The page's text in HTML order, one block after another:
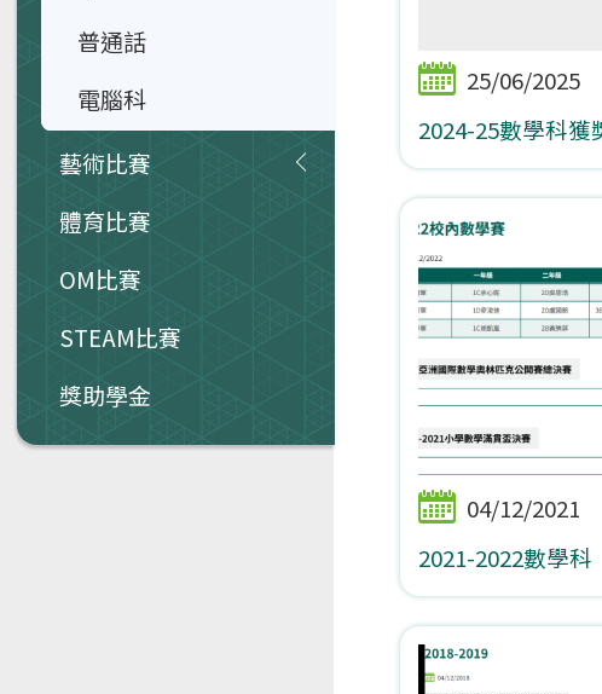
25/06/2025
2024-25數學科獲
04/12/2021
2021-2022數學科
普通話
電腦科
藝術比賽
體育比賽
OM比賽
STEAM比賽
獎助學金